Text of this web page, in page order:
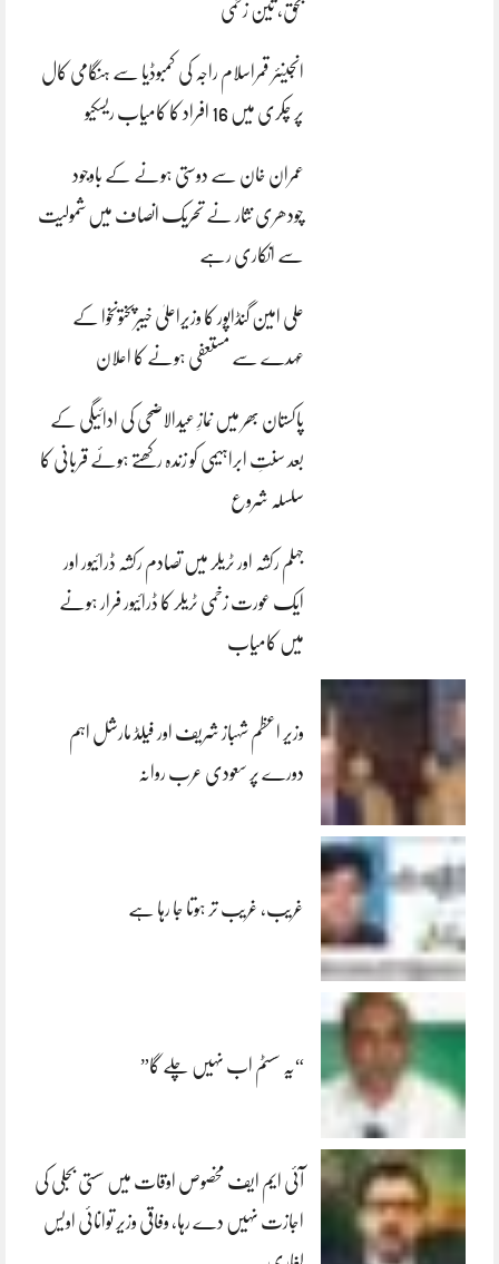
بحق، تین زخمی
انجینئر قمراسلام راجہ کی کمبوڈیا سے ہنگامی کال
پر چکری میں 16 افراد کا کامیاب ریسکیو
عمران خان سے دوستی ہونے کے باوجود
چودھری نثار نے تحریک انصاف میں شمولیت
سے انکاری رہے
علی امین گنڈاپور کا وزیراعلیٰ خیبرپختونخوا کے
عہدے سے مستعفی ہونے کا اعلان
پاکستان بھر میں نمازِ عیدالاضحی کی ادائیگی کے
بعد سنتِ ابراہیمی کو زندہ رکھتے ہوئے قربانی کا
سلسلہ شروع
جہلم رکشہ اور ٹریلر میں تصادم رکشہ ڈرائیور اور
ایک عورت زخمی ٹریلر کا ڈرائیور فرار ہونے
میں کامیاب
وزیر اعظم شہباز شریف اور فیلڈ مارشل اہم
دورے پر سعودی عرب روانہ
غریب، غریب تر ہوتا جا رہا ہے
“یہ سسٹم اب نہیں چلے گا”
آئی ایم ایف مخصوص اوقات میں سستی بجلی کی
اجازت نہیں دے رہا، وفاقی وزیر توانائی اویس